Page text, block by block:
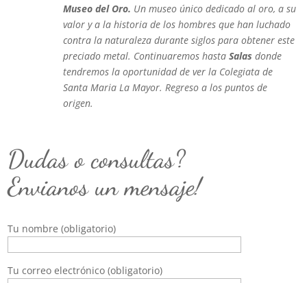
Museo del Oro. Un museo único dedicado al oro, a su
valor y a la historia de los hombres que han luchado
contra la naturaleza durante siglos para obtener este
preciado metal. Continuaremos hastaSalas donde
tendremos la oportunidad de ver la Colegiata de
Santa Maria La Mayor. Regreso a los puntos de
origen.
Dudas o consultas?
Envianos un mensaje!
Tu nombre (obligatorio)
Tu correo electrónico (obligatorio)